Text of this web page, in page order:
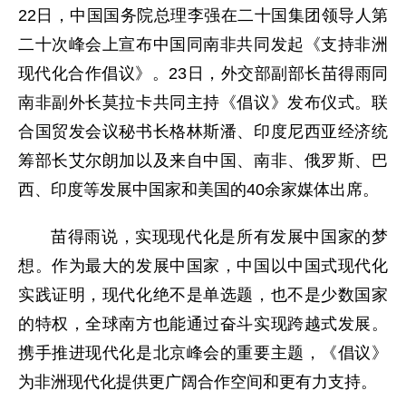
22日，中国国务院总理李强在二十国集团领导人第
二十次峰会上宣布中国同南非共同发起《支持非洲
现代化合作倡议》。23日，外交部副部长苗得雨同
南非副外长莫拉卡共同主持《倡议》发布仪式。联
合国贸发会议秘书长格林斯潘、印度尼西亚经济统
筹部长艾尔朗加以及来自中国、南非、俄罗斯、巴
西、印度等发展中国家和美国的40余家媒体出席。
苗得雨说，实现现代化是所有发展中国家的梦
想。作为最大的发展中国家，中国以中国式现代化
实践证明，现代化绝不是单选题，也不是少数国家
的特权，全球南方也能通过奋斗实现跨越式发展。
携手推进现代化是北京峰会的重要主题，《倡议》
为非洲现代化提供更广阔合作空间和更有力支持。